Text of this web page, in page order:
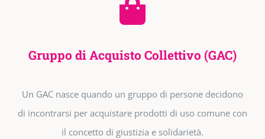
Gruppo di Acquisto Collettivo (GAC)
Un GAC nasce quando un gruppo di persone decidono
di incontrarsi per acquistare prodotti di uso comune con
il concetto di giustizia e solidarietà.